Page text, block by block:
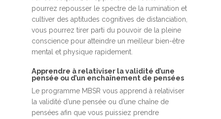
pourrez repousser le spectre de la rumination et
cultiver des aptitudes cognitives de distanciation,
vous pourrez tirer parti du pouvoir de la pleine
conscience pour atteindre un meilleur bien-être
mental et physique rapidement.
Apprendre à relativiser la validité d’une
pensée ou d’un enchaînement de pensées
Le programme MBSR vous apprend à relativiser
la validité d’une pensée ou d’une chaîne de
pensées afin que vous puissiez prendre